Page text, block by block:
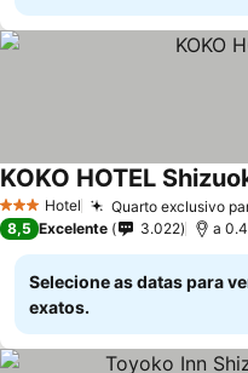
3 EstrelasHotel Quarto exclusivo
KOKO HOTEL
8,5 Excelente 3.022 a
Selecione as datas para
exatos.